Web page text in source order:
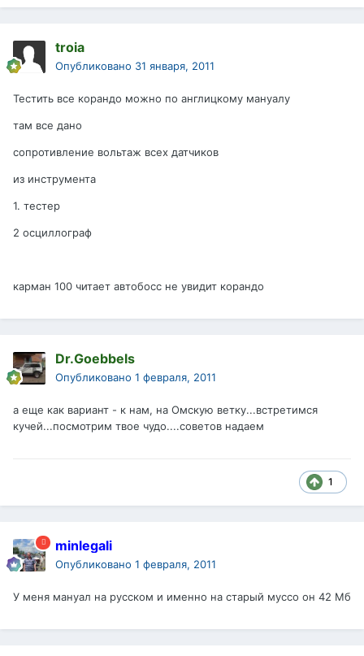
troia
Опубликовано 31 января, 2011
Тестить все корандо можно по англицкому мануалу
там все дано
сопротивление вольтаж всех датчиков
из инструмента
1. тестер
2 осциллограф
карман 100 читает автобосс не увидит корандо
Dr.Goebbels
Опубликовано 1 февраля, 2011
а еще как вариант - к нам, на Омскую ветку...встретимся
кучей...посмотрим твое чудо....советов надаем
1
minlegali
Опубликовано 1 февраля, 2011
У меня мануал на русском и именно на старый муссо он 42 Мб